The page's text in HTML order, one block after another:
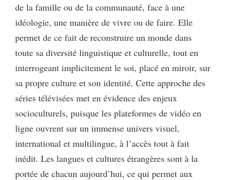
de la famille ou de la communauté, face à une
idéologie, une manière de vivre ou de faire. Elle
permet de ce fait de reconstruire un monde dans
toute sa diversité linguistique et culturelle, tout en
interrogeant implicitement le soi, placé en miroir, sur
sa propre culture et son identité. Cette approche des
séries télévisées met en évidence des enjeux
socioculturels, puisque les plateformes de vidéo en
ligne ouvrent sur un immense univers visuel,
international et multilingue, à l’accès tout à fait
inédit. Les langues et cultures étrangères sont à la
portée de chacun aujourd’hui, ce qui permet aux